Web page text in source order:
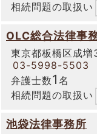
相続問題の取扱い
OLC総合法律事
東京都板橋区成
03-5998-5503
弁護士数1 名
相続問題の取扱い
池袋法律事務所